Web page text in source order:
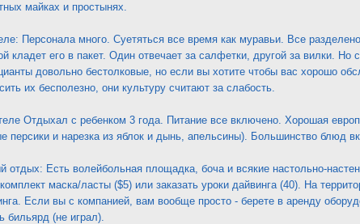
майках и простынях.
Персонала много. Суетяться все время как муравьи. Все
кладет его в пакет. Один отвечает за салфетки, другой за вилки. Но
довольно бестолковые, но если вы хотите чтобы вас хорошо
их бесполезно, они культуру считают за слабость.
Отдыхал с ребенком 3 года. Питание все включено. Хорошая
персики и нарезка из яблок и дынь, апельсины). Большинство блюд
отдых: Есть волейбольная площадка, боча и всякие настольно-
маска/ласты ($5) или заказать уроки дайвинга (40). На
Если вы с компанией, вам вообще просто - берете в аренду
бильярд (не играл).